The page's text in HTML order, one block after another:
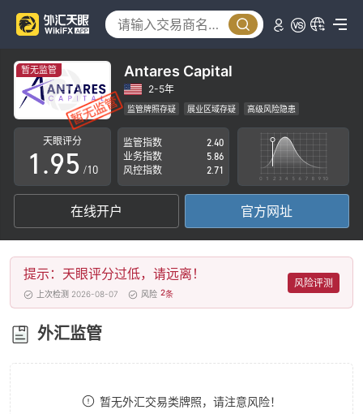
暂无监管 Antares Capital
2-5年
监管牌照存疑 展业区域存疑 高级风险隐患
天眼评分
0
1
2
3
4
5
6
7
.
5
6
7
8
9
1
2
3
4
5
6
7
8
9
/10
监管指数
2.40
业务指数
5.86
风控指数
2.71
在线开户 官方网址
提示：天眼评分过低，请远离！
上次检测 2026-08-07 风险 2条
风险评测
外汇监管
暂无外汇交易类牌照，请注意风险！